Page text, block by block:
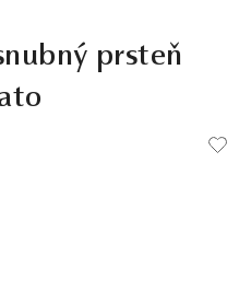
prsteň